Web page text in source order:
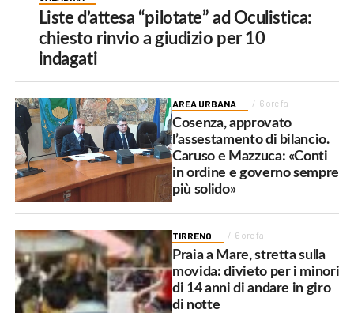
Liste d’attesa “pilotate” ad Oculistica:
chiesto rinvio a giudizio per 10
indagati
AREA URBANA 6 ore fa
Cosenza, approvato
l’assestamento di bilancio.
Caruso e Mazzuca: «Conti
in ordine e governo sempre
più solido»
TIRRENO 6 ore fa
Praia a Mare, stretta sulla
movida: divieto per i minori
di 14 anni di andare in giro
di notte